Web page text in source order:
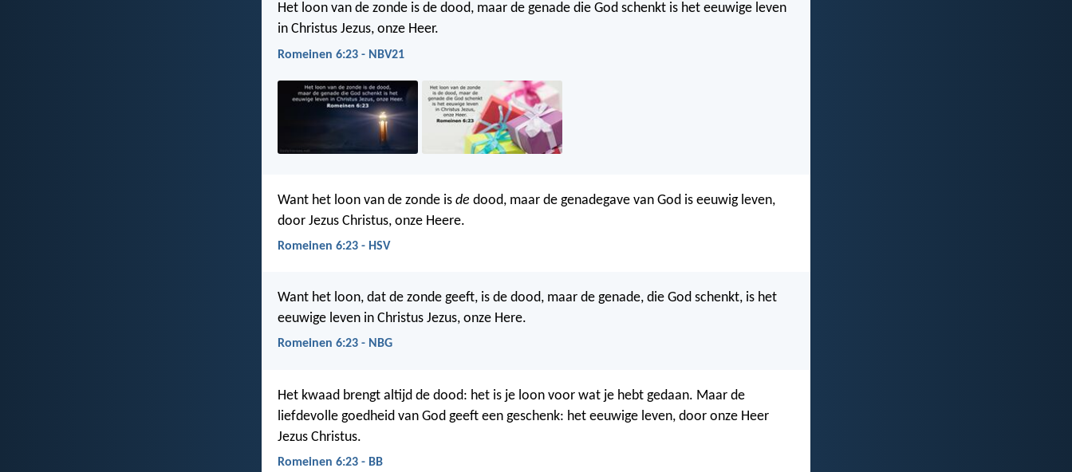
Het loon van de zonde is de dood, maar de genade die God schenkt is het eeuwige leven
in Christus Jezus, onze Heer.
Romeinen 6:23 - NBV21
Want het loon van de zonde is de dood, maar de genadegave van God is eeuwig leven,
door Jezus Christus, onze Heere.
Romeinen 6:23 - HSV
Want het loon, dat de zonde geeft, is de dood, maar de genade, die God schenkt, is het
eeuwige leven in Christus Jezus, onze Here.
Romeinen 6:23 - NBG
Het kwaad brengt altijd de dood: het is je loon voor wat je hebt gedaan. Maar de
liefdevolle goedheid van God geeft een geschenk: het eeuwige leven, door onze Heer
Jezus Christus.
Romeinen 6:23 - BB